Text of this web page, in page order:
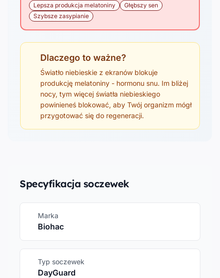
Lepsza produkcja melatoniny
Głębszy sen
Szybsze zasypianie
Dlaczego to ważne?
Światło niebieskie z ekranów blokuje
produkcję melatoniny - hormonu snu. Im bliżej
nocy, tym więcej światła niebieskiego
powinieneś blokować, aby Twój organizm mógł
przygotować się do regeneracji.
Specyfikacja soczewek
Marka
Biohac
Typ soczewek
DayGuard